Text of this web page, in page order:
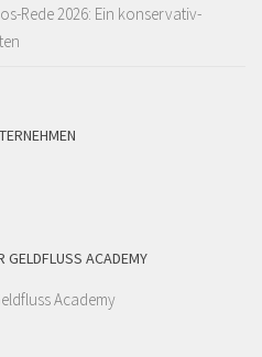
Rede 2026: Ein konservativ-
GELDFLUSS ACADEMY